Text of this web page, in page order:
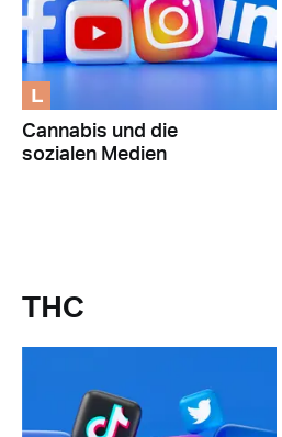
L
Cannabis und die
sozialen Medien
THC